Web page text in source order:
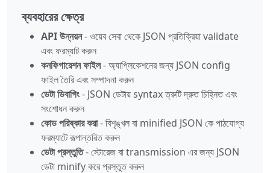
ব্যবহারের ক্ষেত্র
API উন্নয়ন- ওয়েব সেবা থেকে JSON প্রতিক্রিয়া validate
এবং ফরম্যাট করুন
কনফিগারেশন ফাইল- অ্যাপ্লিকেশনের জন্য JSON config
ফাইল তৈরি এবং সম্পাদনা করুন
ডেটা ডিবাগিং- JSON ডেটায় syntax ত্রুটি দ্রুত চিহ্নিত এবং
সংশোধন করুন
কোড পরিষ্কার করা- বিশৃঙ্খল বা minified JSON কে পাঠযোগ্য
ফরম্যাটে রূপান্তরিত করুন
ডেটা প্রস্তুতি- স্টোরেজ বা transmission এর জন্য JSON
ডেটা minify করে প্রস্তুত করুন